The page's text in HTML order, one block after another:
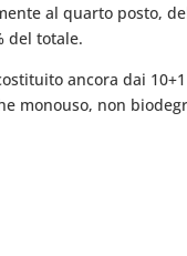
al quarto posto,
del totale.
ancora dai
monouso, non